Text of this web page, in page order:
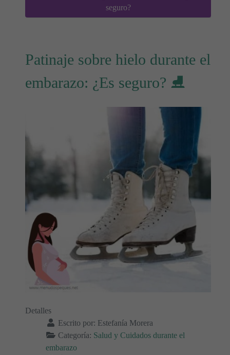
seguro?
Patinaje sobre hielo durante el
embarazo: ¿Es seguro? ⛸
Detalles
Escrito por: Estefanía Morera
Categoría: Salud y Cuidados durante el
embarazo